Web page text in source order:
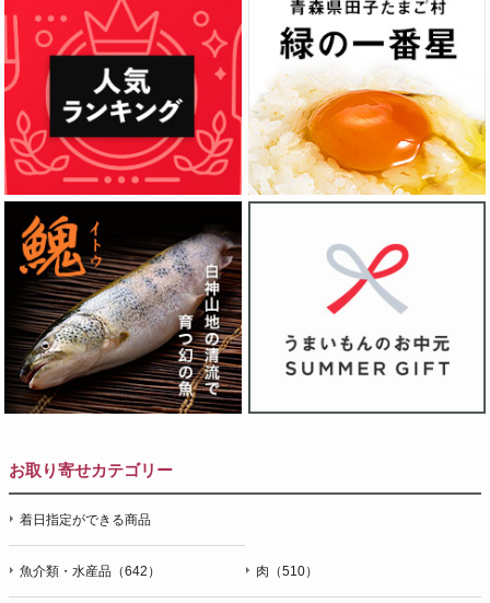
お取り寄せカテゴリー
着日指定ができる商品
魚介類・水産品（642） 肉（510）